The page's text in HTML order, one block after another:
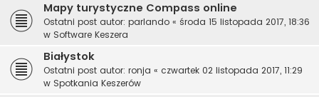
Mapy turystyczne Compass online
Ostatni post autor: parlando « środa 15 listopada 2017, 18:36
w Software Keszera
Białystok
Ostatni post autor: ronja « czwartek 02 listopada 2017, 11:29
w Spotkania Keszerów